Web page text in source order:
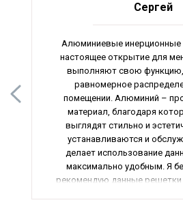
Сергей
Алюминиевые инерционные
настоящее открытие для
выполняют свою функцию,
равномерное
помещении. Алюминий –
материал, благодаря
выглядят стильно и
устанавливаются и
делает использование
максимально удобным. Я
рекомендую данные решетки